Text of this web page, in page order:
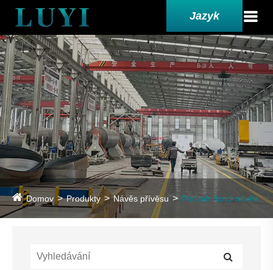
Jazyk
Domov Produkty Návěs přívěsu Podvalníkový návěs